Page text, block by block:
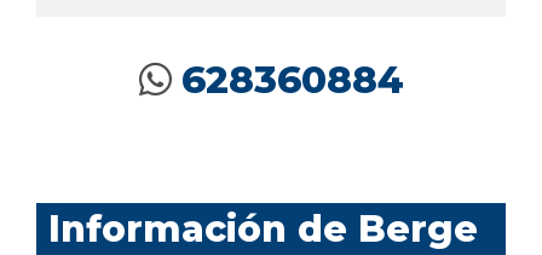
628360884
Información de Berge